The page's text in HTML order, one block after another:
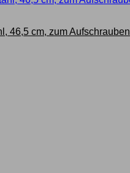
46,5 cm, zum Aufschrauben